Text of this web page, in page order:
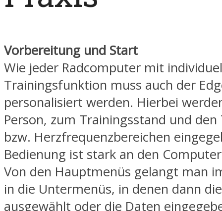
Vorbereitung und Start
Wie jeder Radcomputer mit
Trainingsfunktion muss auch der
personalisiert werden. Hierbei
Person, zum Trainingsstand und den
bzw. Herzfrequenzbereichen
Bedienung ist stark an den
Von den Hauptmenüs gelangt man
in die Untermenüs, in denen dann
ausgewählt oder die Daten